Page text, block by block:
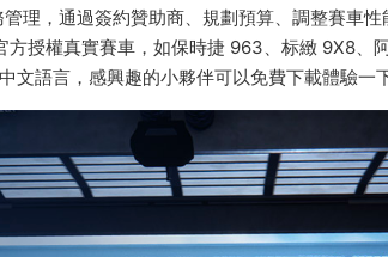
理，通過簽約贊助商、規劃預算、調整賽車
授權真實賽車，如保時捷 963、标緻 9X8、
語言，感興趣的小夥伴可以免費下載體驗一下